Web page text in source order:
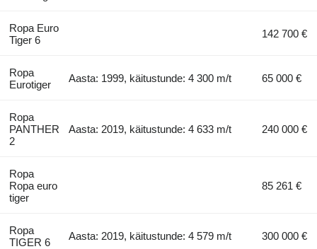
Ropa Euro
Tiger 6
142 700 €
Ropa
Eurotiger
Aasta: 1999, käitustunde: 4 300 m/t 65 000 €
Ropa
PANTHER
2
Aasta: 2019, käitustunde: 4 633 m/t 240 000 €
Ropa
Ropa euro
tiger
85 261 €
Ropa
TIGER 6
Aasta: 2019, käitustunde: 4 579 m/t 300 000 €